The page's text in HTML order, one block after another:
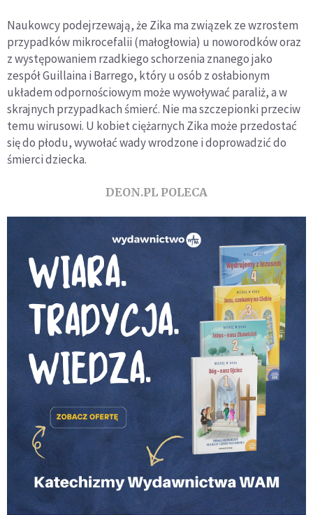
Naukowcy podejrzewają, że Zika ma związek ze wzrostem
przypadków mikrocefalii (małogłowia) u noworodków oraz
z występowaniem rzadkiego schorzenia znanego jako
zespół Guillaina i Barrego, który u osób z osłabionym
układem odpornościowym może wywoływać paraliż, a w
skrajnych przypadkach śmierć. Nie ma szczepionki przeciw
temu wirusowi. U kobiet ciężarnych Zika może przedostać
się do płodu, wywołać wady wrodzone i doprowadzić do
śmierci dziecka.
DEON.PL POLECA